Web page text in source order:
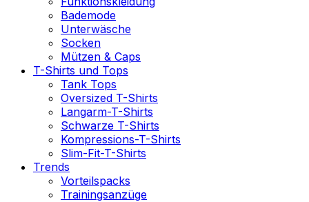
Bademode
Unterwäsche
Socken
Mützen & Caps
T-Shirts und Tops
Tank Tops
Oversized T-Shirts
Langarm-T-Shirts
Schwarze T-Shirts
Kompressions-T-Shirts
Slim-Fit-T-Shirts
Trends
Vorteilspacks
Trainingsanzüge